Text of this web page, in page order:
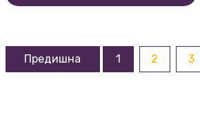
Предишна 1 2 3